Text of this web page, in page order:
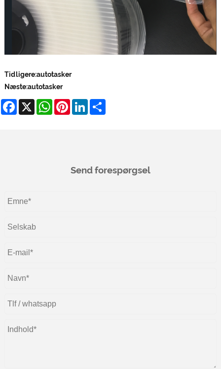
Tidligere:autotasker
Næste:autotasker
Facebook
X WhatsApp
PinterestLinkedIn
Send forespørgsel